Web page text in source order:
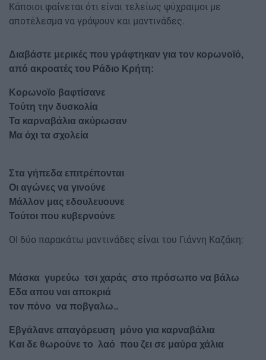
Κάποιοι φαίνεται ότι είναι τελείως ψύχραιμοι με
αποτέλεσμα να γράψουν και μαντινάδες.
Διαβάστε μερικές που γράφτηκαν για τον κορωνοϊό,
από ακροατές του Ράδιο Κρήτη:​
Κορωνοϊο βαφτίσανε
Τούτη την δυσκολία
Τα καρναβάλια ακύρωσαν
Μα όχι τα σχολεία
Στα γήπεδα επιτρέπονται
Οι αγώνες να γινούνε
Μάλλον μας εδουλευουνε
Τούτοι που κυβερνούνε
ΟΙ δύο παρακάτω μαντινάδες είναι του Γιάννη Καζάκη:
Μάσκα γυρεύω τσι χαράς στο πρόσωπο να βάλω
Εδα απου ναι αποκριά
τον πόνο να ποβγαλω..
Εβγάλανε απαγόρευση μόνο για καρναβάλια
Και δε θωρούνε το λαό που ζει σε μαύρα χάλια